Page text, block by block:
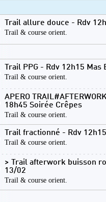
Trail allure douce - Rdv
Trail & course orient.
Trail PPG - Rdv 12h15 Mas
Trail & course orient.
APERO
18h45 Soirée Crêpes
Trail & course orient.
Trail fractionné - Rdv
Trail & course orient.
> Trail afterwork buisson
13/02
Trail & course orient.